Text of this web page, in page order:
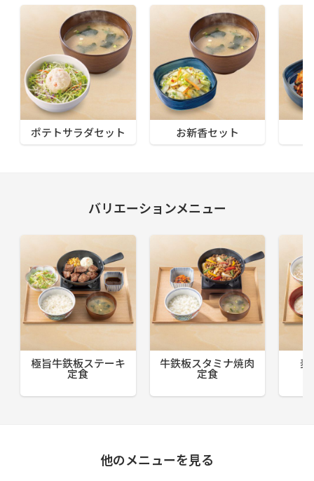
ポテトサラダセット お新香セット
バリエーションメニュー
極旨牛鉄板ステーキ
定食
牛鉄板スタミナ焼肉
定食
麦
他のメニューを見る